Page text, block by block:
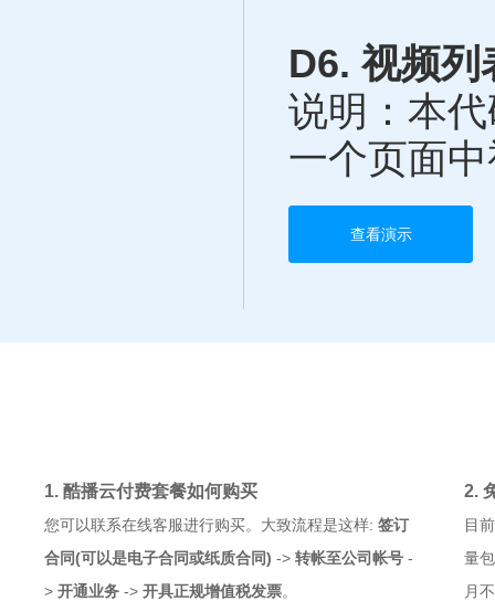
D6. 视频列
说明：本
一个页面
查看演示
1. 酷播云付费套餐如何购买
您可以联系在线客服进行购买。大致流程是这样: 签订
合同(可以是电子合同或纸质合同) -> 转帐至公司帐号 -
> 开通业务 -> 开具正规增值税发票。
2.
目
量
月